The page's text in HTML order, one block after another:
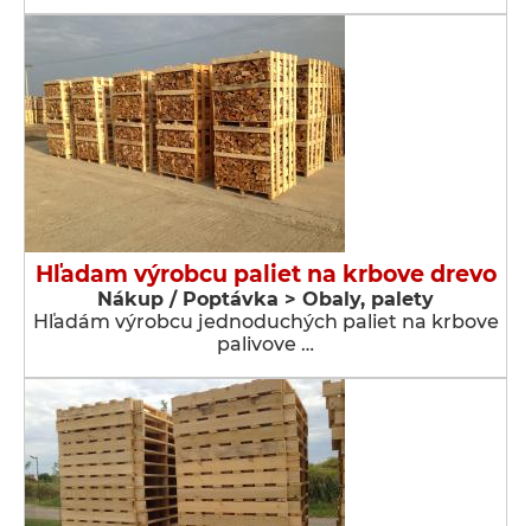
Hľadam výrobcu paliet na krbove drevo
Nákup / Poptávka > Obaly, palety
Hľadám výrobcu jednoduchých paliet na krbove
palivove …